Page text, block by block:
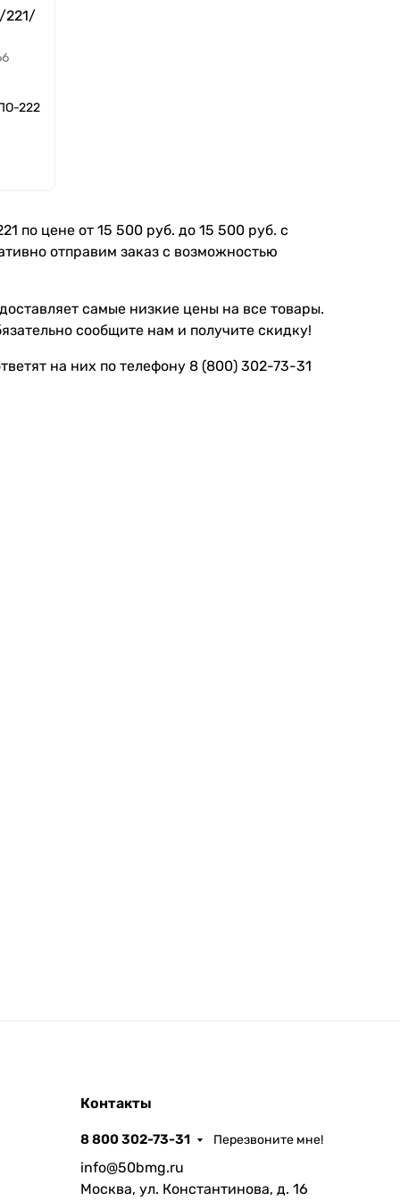
221/
222
по цене от 15 500 руб. до 15 500 руб. с
отправим заказ с возможностью
самые низкие цены на все товары.
сообщите нам и получите скидку!
на них по телефону 8 (800) 302-73-31
Контакты
8 800 302-73-31 Перезвоните мне!
info@50bmg.ru
Москва, ул. Константинова, д. 16